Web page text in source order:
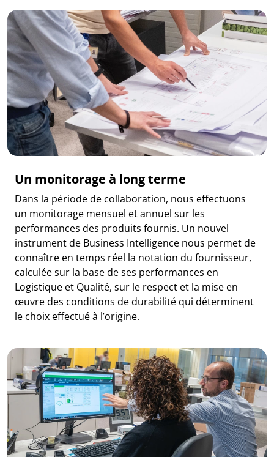
Un monitorage à long terme
Dans la période de collaboration, nous effectuons
un monitorage mensuel et annuel sur les
performances des produits fournis. Un nouvel
instrument de Business Intelligence nous permet de
connaître en temps réel la notation du fournisseur,
calculée sur la base de ses performances en
Logistique et Qualité, sur le respect et la mise en
œuvre des conditions de durabilité qui déterminent
le choix effectué à l’origine.